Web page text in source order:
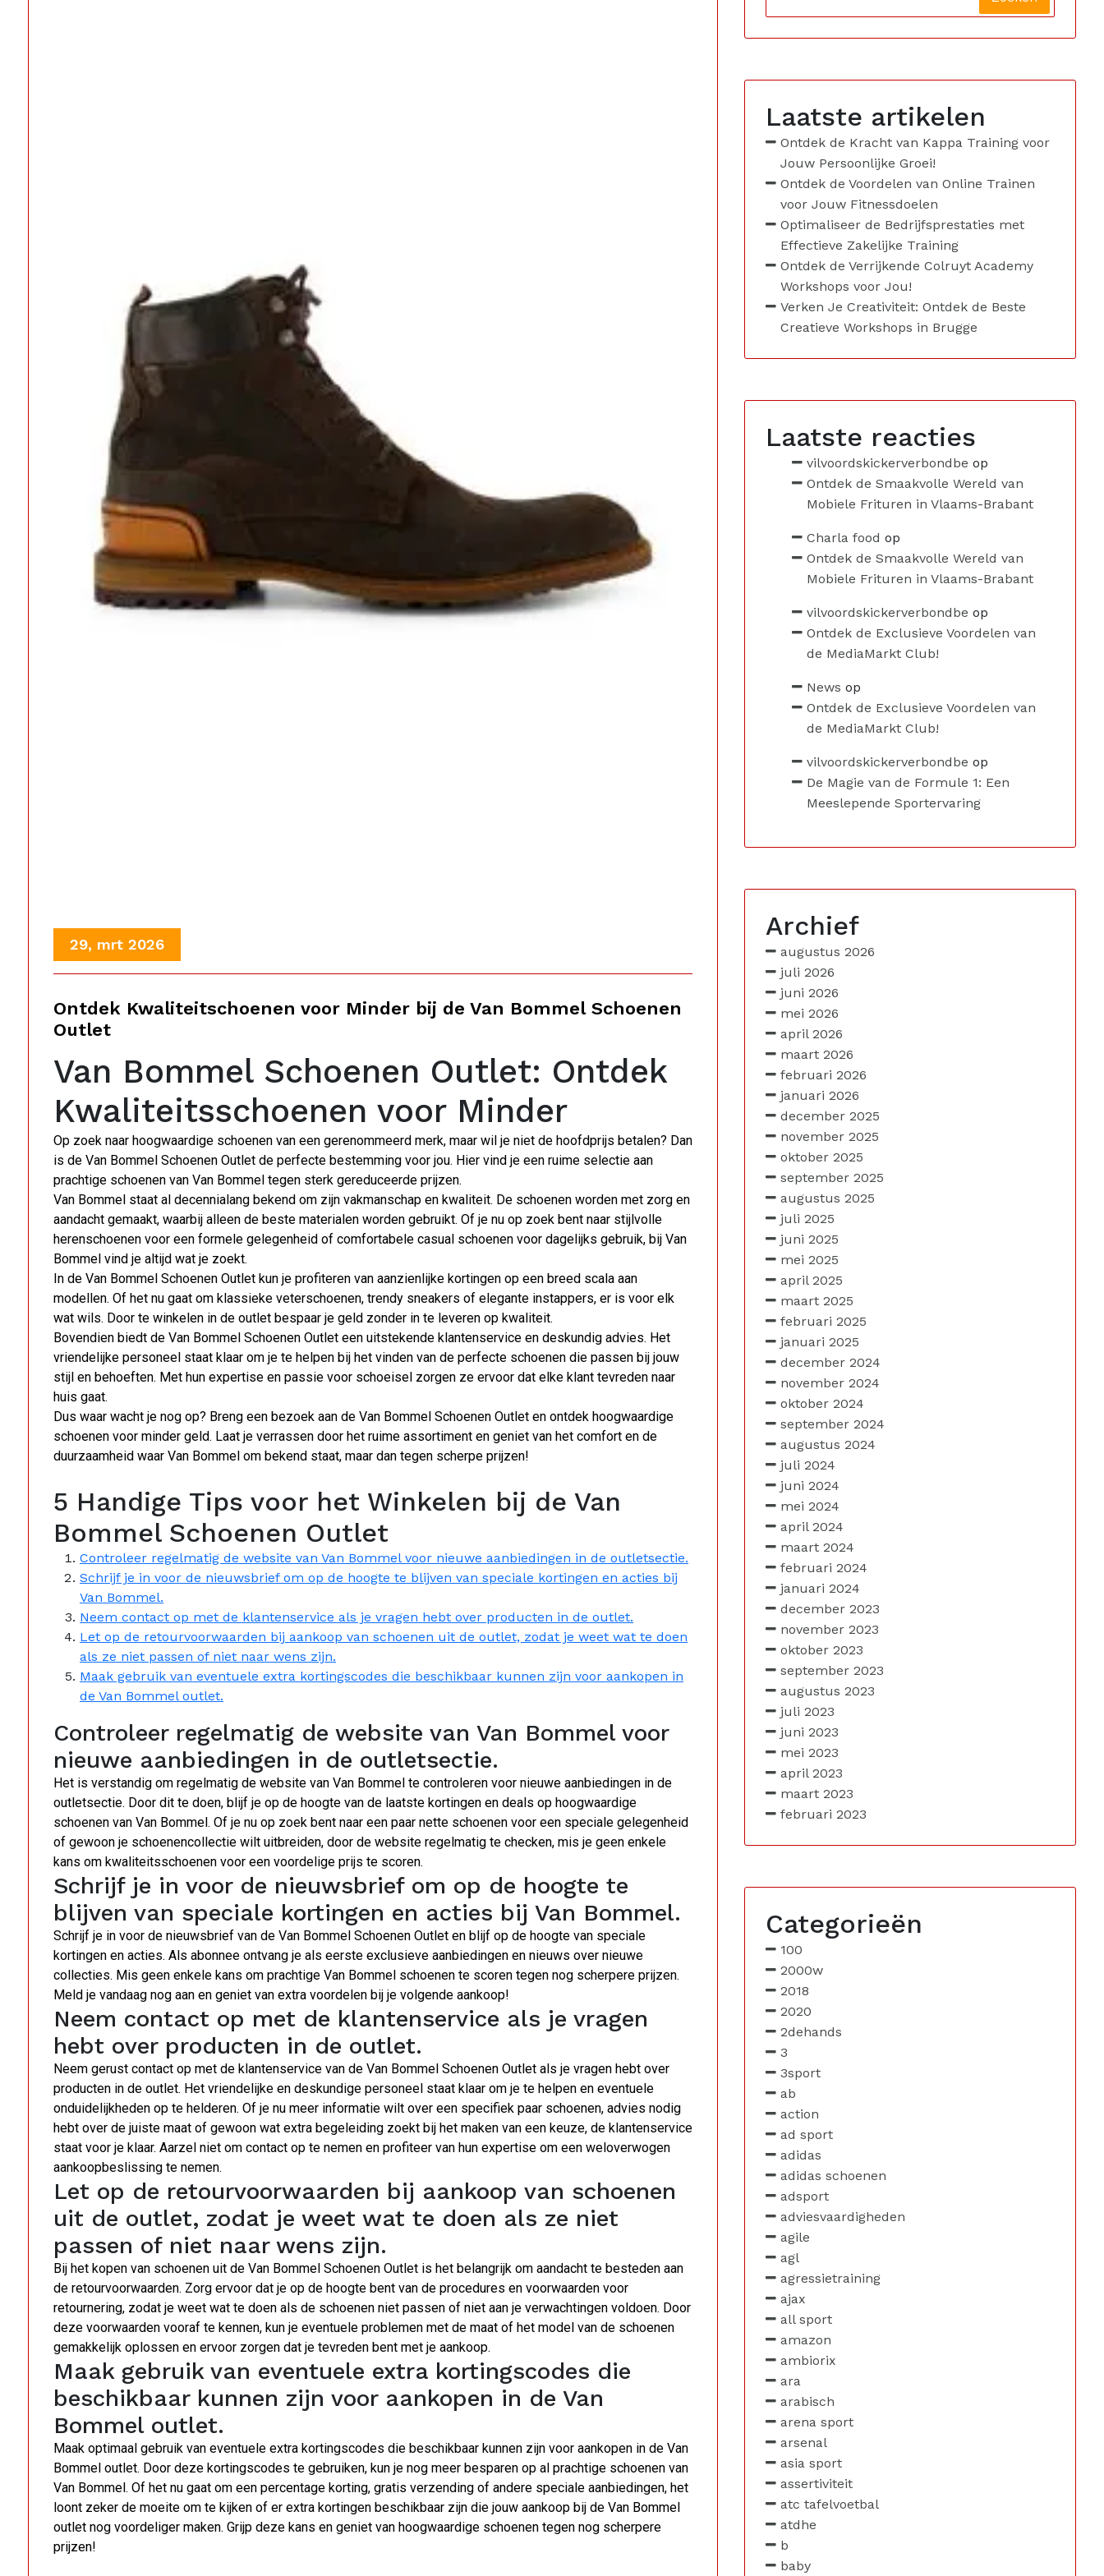
29, mrt 2026
Ontdek Kwaliteitschoenen voor Minder bij de Van Bommel Schoenen
Outlet
Van Bommel Schoenen Outlet: Ontdek
Kwaliteitsschoenen voor Minder
Op zoek naar hoogwaardige schoenen van een gerenommeerd merk, maar wil je niet de hoofdprijs betalen? Dan
is de Van Bommel Schoenen Outlet de perfecte bestemming voor jou. Hier vind je een ruime selectie aan
prachtige schoenen van Van Bommel tegen sterk gereduceerde prijzen.
Van Bommel staat al decennialang bekend om zijn vakmanschap en kwaliteit. De schoenen worden met zorg en
aandacht gemaakt, waarbij alleen de beste materialen worden gebruikt. Of je nu op zoek bent naar stijlvolle
herenschoenen voor een formele gelegenheid of comfortabele casual schoenen voor dagelijks gebruik, bij Van
Bommel vind je altijd wat je zoekt.
In de Van Bommel Schoenen Outlet kun je profiteren van aanzienlijke kortingen op een breed scala aan
modellen. Of het nu gaat om klassieke veterschoenen, trendy sneakers of elegante instappers, er is voor elk
wat wils. Door te winkelen in de outlet bespaar je geld zonder in te leveren op kwaliteit.
Bovendien biedt de Van Bommel Schoenen Outlet een uitstekende klantenservice en deskundig advies. Het
vriendelijke personeel staat klaar om je te helpen bij het vinden van de perfecte schoenen die passen bij jouw
stijl en behoeften. Met hun expertise en passie voor schoeisel zorgen ze ervoor dat elke klant tevreden naar
huis gaat.
Dus waar wacht je nog op? Breng een bezoek aan de Van Bommel Schoenen Outlet en ontdek hoogwaardige
schoenen voor minder geld. Laat je verrassen door het ruime assortiment en geniet van het comfort en de
duurzaamheid waar Van Bommel om bekend staat, maar dan tegen scherpe prijzen!
5 Handige Tips voor het Winkelen bij de Van
Bommel Schoenen Outlet
Controleer regelmatig de website van Van Bommel voor nieuwe aanbiedingen in de outletsectie.
Schrijf je in voor de nieuwsbrief om op de hoogte te blijven van speciale kortingen en acties bij
Van Bommel.
Neem contact op met de klantenservice als je vragen hebt over producten in de outlet.
Let op de retourvoorwaarden bij aankoop van schoenen uit de outlet, zodat je weet wat te doen
als ze niet passen of niet naar wens zijn.
Maak gebruik van eventuele extra kortingscodes die beschikbaar kunnen zijn voor aankopen in
de Van Bommel outlet.
Controleer regelmatig de website van Van Bommel voor
nieuwe aanbiedingen in de outletsectie.
Het is verstandig om regelmatig de website van Van Bommel te controleren voor nieuwe aanbiedingen in de
outletsectie. Door dit te doen, blijf je op de hoogte van de laatste kortingen en deals op hoogwaardige
schoenen van Van Bommel. Of je nu op zoek bent naar een paar nette schoenen voor een speciale gelegenheid
of gewoon je schoenencollectie wilt uitbreiden, door de website regelmatig te checken, mis je geen enkele
kans om kwaliteitsschoenen voor een voordelige prijs te scoren.
Schrijf je in voor de nieuwsbrief om op de hoogte te
blijven van speciale kortingen en acties bij Van Bommel.
Schrijf je in voor de nieuwsbrief van de Van Bommel Schoenen Outlet en blijf op de hoogte van speciale
kortingen en acties. Als abonnee ontvang je als eerste exclusieve aanbiedingen en nieuws over nieuwe
collecties. Mis geen enkele kans om prachtige Van Bommel schoenen te scoren tegen nog scherpere prijzen.
Meld je vandaag nog aan en geniet van extra voordelen bij je volgende aankoop!
Neem contact op met de klantenservice als je vragen
hebt over producten in de outlet.
Neem gerust contact op met de klantenservice van de Van Bommel Schoenen Outlet als je vragen hebt over
producten in de outlet. Het vriendelijke en deskundige personeel staat klaar om je te helpen en eventuele
onduidelijkheden op te helderen. Of je nu meer informatie wilt over een specifiek paar schoenen, advies nodig
hebt over de juiste maat of gewoon wat extra begeleiding zoekt bij het maken van een keuze, de klantenservice
staat voor je klaar. Aarzel niet om contact op te nemen en profiteer van hun expertise om een weloverwogen
aankoopbeslissing te nemen.
Let op de retourvoorwaarden bij aankoop van schoenen
uit de outlet, zodat je weet wat te doen als ze niet
passen of niet naar wens zijn.
Bij het kopen van schoenen uit de Van Bommel Schoenen Outlet is het belangrijk om aandacht te besteden aan
de retourvoorwaarden. Zorg ervoor dat je op de hoogte bent van de procedures en voorwaarden voor
retournering, zodat je weet wat te doen als de schoenen niet passen of niet aan je verwachtingen voldoen. Door
deze voorwaarden vooraf te kennen, kun je eventuele problemen met de maat of het model van de schoenen
gemakkelijk oplossen en ervoor zorgen dat je tevreden bent met je aankoop.
Maak gebruik van eventuele extra kortingscodes die
beschikbaar kunnen zijn voor aankopen in de Van
Bommel outlet.
Maak optimaal gebruik van eventuele extra kortingscodes die beschikbaar kunnen zijn voor aankopen in de Van
Bommel outlet. Door deze kortingscodes te gebruiken, kun je nog meer besparen op al prachtige schoenen van
Van Bommel. Of het nu gaat om een percentage korting, gratis verzending of andere speciale aanbiedingen, het
loont zeker de moeite om te kijken of er extra kortingen beschikbaar zijn die jouw aankoop bij de Van Bommel
outlet nog voordeliger maken. Grijp deze kans en geniet van hoogwaardige schoenen tegen nog scherpere
prijzen!
Laatste artikelen
Ontdek de Kracht van Kappa Training voor
Jouw Persoonlijke Groei!
Ontdek de Voordelen van Online Trainen
voor Jouw Fitnessdoelen
Optimaliseer de Bedrijfsprestaties met
Effectieve Zakelijke Training
Ontdek de Verrijkende Colruyt Academy
Workshops voor Jou!
Verken Je Creativiteit: Ontdek de Beste
Creatieve Workshops in Brugge
Laatste reacties
vilvoordskickerverbondbe op
Ontdek de Smaakvolle Wereld van
Mobiele Frituren in Vlaams-Brabant
Charla food op
Ontdek de Smaakvolle Wereld van
Mobiele Frituren in Vlaams-Brabant
vilvoordskickerverbondbe op
Ontdek de Exclusieve Voordelen van
de MediaMarkt Club!
News op
Ontdek de Exclusieve Voordelen van
de MediaMarkt Club!
vilvoordskickerverbondbe op
De Magie van de Formule 1: Een
Meeslepende Sportervaring
Archief
augustus 2026
juli 2026
juni 2026
mei 2026
april 2026
maart 2026
februari 2026
januari 2026
december 2025
november 2025
oktober 2025
september 2025
augustus 2025
juli 2025
juni 2025
mei 2025
april 2025
maart 2025
februari 2025
januari 2025
december 2024
november 2024
oktober 2024
september 2024
augustus 2024
juli 2024
juni 2024
mei 2024
april 2024
maart 2024
februari 2024
januari 2024
december 2023
november 2023
oktober 2023
september 2023
augustus 2023
juli 2023
juni 2023
mei 2023
april 2023
maart 2023
februari 2023
Categorieën
100
2000w
2018
2020
2dehands
3
3sport
ab
action
ad sport
adidas
adidas schoenen
adsport
adviesvaardigheden
agile
agl
agressietraining
ajax
all sport
amazon
ambiorix
ara
arabisch
arena sport
arsenal
asia sport
assertiviteit
atc tafelvoetbal
atdhe
b
baby